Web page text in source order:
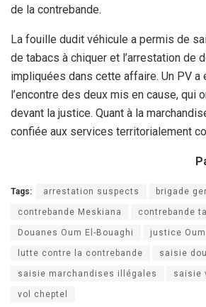
de la contrebande.
La fouille dudit véhicule a permis de
de tabacs à chiquer et l’arrestation de
impliquées dans cette affaire. Un PV a
l’encontre des deux mis en cause, qui
devant la justice. Quant à la
confiée aux services territorialement
Tags: arrestation suspects brigade
contrebande Meskiana contrebande
Douanes Oum El-Bouaghi justice
lutte contre la contrebande saisie
saisie marchandises illégales saisie
vol cheptel